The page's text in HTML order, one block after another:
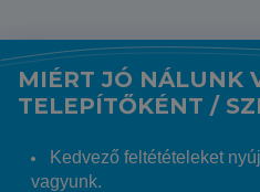
MIÉRT JÓ NÁLUNK
TELEPÍTŐKÉNT /
Kedvező feltétételeket
vagyunk.